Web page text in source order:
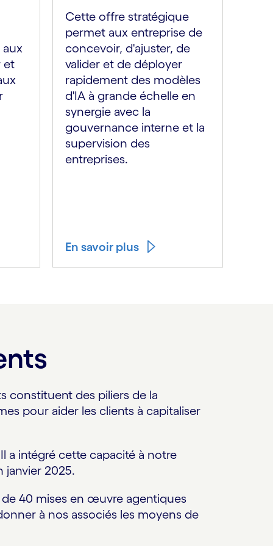
et
Cette offre stratégique
permet aux entreprise de
concevoir, d'ajuster, de
valider et de déployer
rapidement des modèles
d'IA à grande échelle en
synergie avec la
gouvernance interne et la
supervision des
entreprises.
En savoir plus
constituent des piliers de la
pour aider les clients à capitaliser
a intégré cette capacité à notre
janvier 2025.
40 mises en œuvre agentiques
à nos associés les moyens de